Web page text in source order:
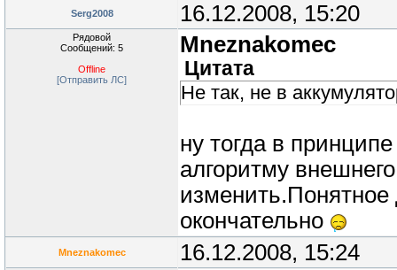
Serg2008 16.12.2008, 15:20
Рядовой
Сообщений: 5
Offline
[Отправить ЛС]
Mneznakomec
Цитата
Не так, не в
ну тогда в
алгоритму
окончательно
Mneznakomec 16.12.2008, 15:24